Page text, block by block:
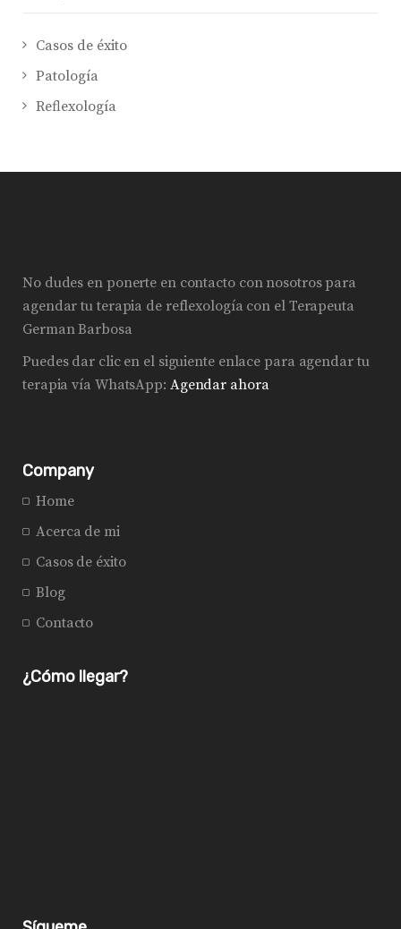
Casos de éxito
Patología
Reflexología
No dudes en ponerte en contacto con nosotros para
agendar tu terapia de reflexología con el Terapeuta
German Barbosa
Puedes dar clic en el siguiente enlace para agendar tu
terapia vía WhatsApp: Agendar ahora
Company
Home
Acerca de mi
Casos de éxito
Blog
Contacto
¿Cómo llegar?